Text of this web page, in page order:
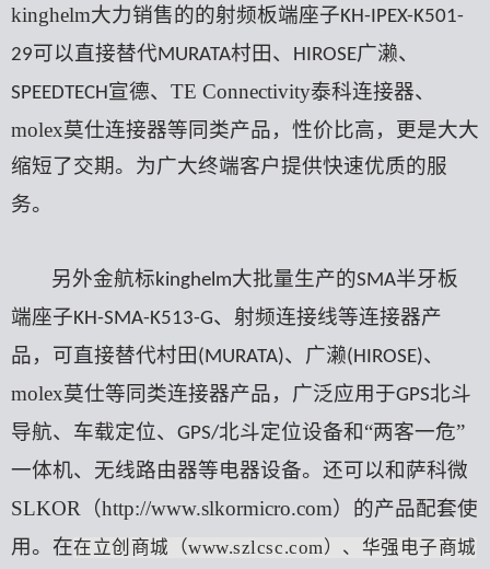
kinghelm大力销售的的射频板端座子KH-IPEX-K501-
29可以直接替代MURATA村田、 HIROSE广濑、
SPEEDTECH宣德、 TE Connectivity泰科连接器、
molex莫仕连接器等同类产品，性价比高，更是大大
缩短了交期。 为广大终端客户提供快速优质的服
务。
另外金航标kinghelm大批量生产的SMA半牙板
端座子KH-SMA-K513-G、射频连接线等连接器产
品，可直接替代村田 (MURATA)、广濑(HIROSE)、
molex莫仕等同类连接器产品，广泛应用于GPS北斗
导航、车载定位、 GPS/北斗定位设备和“两客一危”
一体机、 无线路由器等电器设备。还可以和萨科微
SLKOR（http://www.slkormicro.com） 的产品配套使
用。在在立创商城（www.szlcsc.com）、华强电子商城